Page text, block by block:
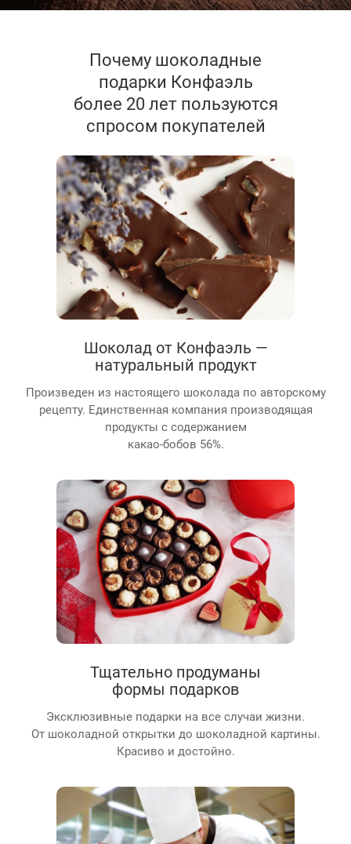
Почему шоколадные
подарки Конфаэль
более 20 лет пользуются
спросом покупателей
Шоколад от Конфаэль —
натуральный продукт
Произведен из настоящего шоколада по авторскому
рецепту. Единственная компания производящая
продукты с содержанием
какао-бобов 56%.
Тщательно продуманы
формы подарков
Эксклюзивные подарки на все случаи жизни.
От шоколадной открытки до шоколадной картины.
Красиво и достойно.